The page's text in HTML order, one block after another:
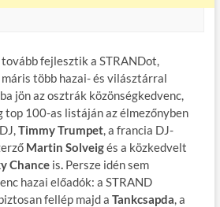
fejlesztik a STRANDot,
több hazai- és vilásztárral
jön az osztrák közönségkedvenc,
top 100-as listáján az élmezőnyben
Timmy Trumpet, a francia DJ-
Martin Solveigés a közkedvelt
Chanceis. Persze idén sem
hazai előadók: a STRAND
fellép majd a Tankcsapda, a